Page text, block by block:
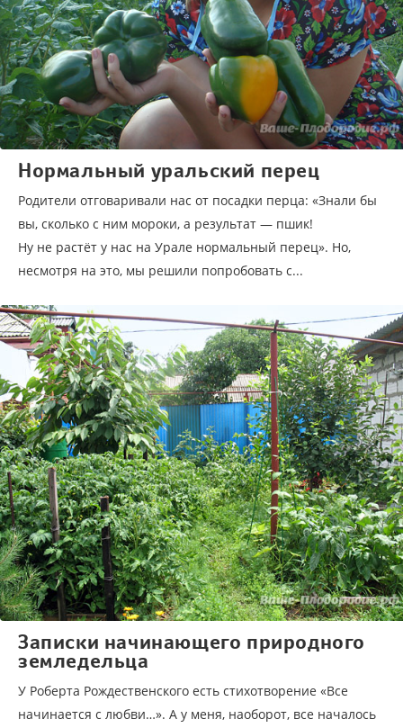
Нормальный уральский перец
Родители отговаривали нас от посадки перца: «Знали бы
вы, сколько с ним мороки, а результат — пшик!
Ну не растёт у нас на Урале нормальный перец». Но,
несмотря на это, мы решили попробовать с...
Записки начинающего природного
земледельца
У Роберта Рождественского есть стихотворение «Все
начинается с любви…». А у меня, наоборот, все началось